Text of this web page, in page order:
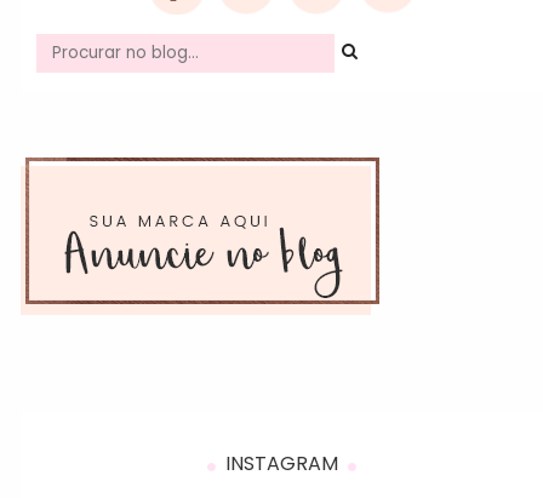
INSTAGRAM